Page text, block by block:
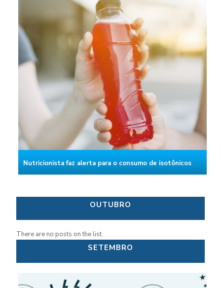
Nutricionista faz alerta para o consumo de isotônicos
OUTUBRO
There are no posts on the list.
SETEMBRO